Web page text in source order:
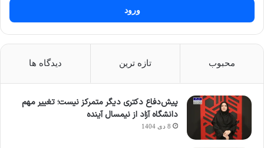
ورود
محبوب تازه ترین دیدگاه ها
پیش‌دفاع دکتری دیگر متمرکز نیست؛ تغییر مهم
دانشگاه آزاد از نیمسال آینده
8 دی 1404